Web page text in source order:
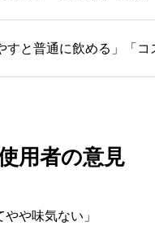
すと普通に飲める」「コ
用者の意見
や味気ない」